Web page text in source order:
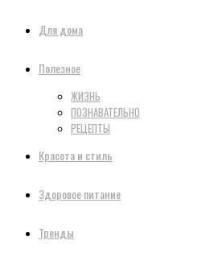
Для дома
Полезное
ЖИЗНЬ
ПОЗНАВАТЕЛЬНО
РЕЦЕПТЫ
Красота и стиль
Здоровое питание
Тренды